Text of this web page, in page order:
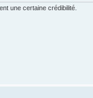
une certaine crédibilité.